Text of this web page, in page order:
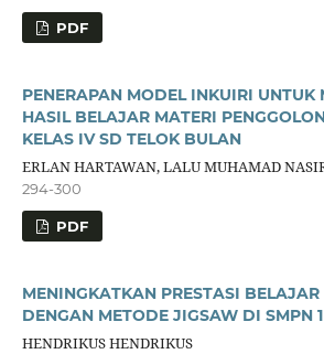
PDF
PENERAPAN MODEL INKUIRI UNTUK
HASIL BELAJAR MATERI
KELAS IV SD TELOK BULAN
ERLAN HARTAWAN, LALU MUHAMAD
294-300
PDF
MENINGKATKAN PRESTASI
DENGAN METODE JIGSAW DI SMPN
HENDRIKUS HENDRIKUS